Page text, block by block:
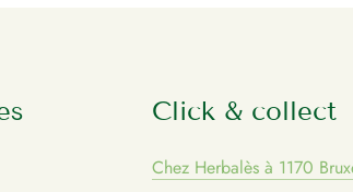
Click & collect
Chez Herbalès à 1170